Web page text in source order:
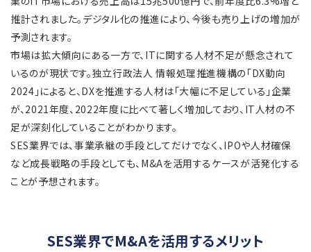
推計されました。デジタル化の推進により、今後も売り上げの増加が
予測されます。
市場は拡大傾向にある一方で、ITに関する人材不足が懸念されて
いるのが現状です。独立行政法人 情報処理推進機構の「DX動向
2024」によると、DXを推進する人材は「大幅に不足している」企業
が、2021年度、2022年度に比べて著しく増加しており、IT人材の不
足が深刻化していることがわかります。
SES業界では、事業承継の手段としてだけでなく、IPOや人材確保
など成長戦略の手段としても、M&Aを活用するケースが活発化する
ことが予想されます。
SES業界でM&Aを活用するメリット